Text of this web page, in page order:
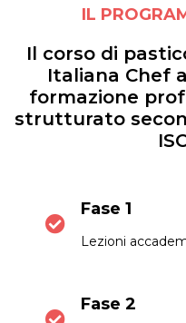
IL
Il corso di
Italiana Chef
formazione
strutturato
Fase 1
Lezioni
Fase 2